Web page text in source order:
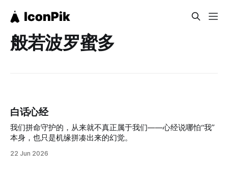
般若波罗蜜多
白话心经
我们拼命守护的，从来就不真正属于我们——心经说哪怕“我”
本身，也只是机缘拼凑出来的幻觉。
22 Jun 2026